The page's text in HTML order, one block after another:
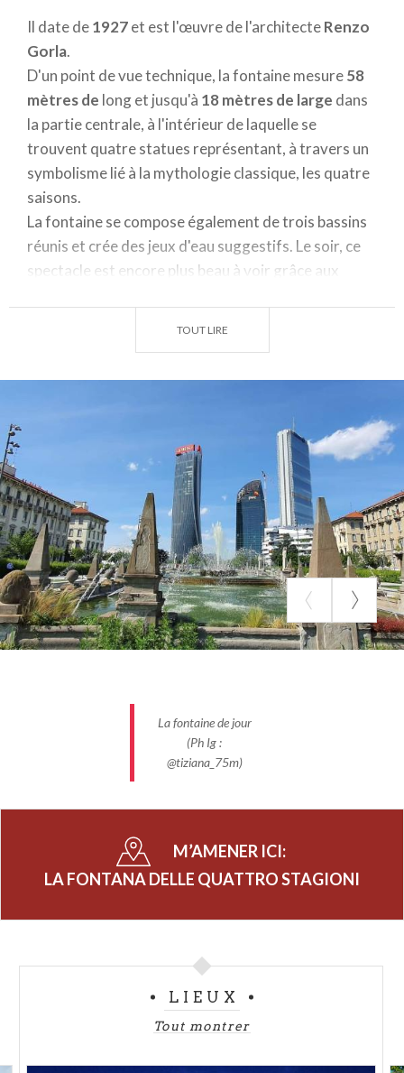
Il date de1927et est l'œuvre de l'architecteRenzo
Gorla.
D'un point de vue technique, la fontaine mesure58
mètres de long et jusqu'à 18 mètres de large dans
la partie centrale, à l'intérieur de laquelle se
trouvent quatre statues représentant, à travers un
symbolisme lié à la mythologie classique, les quatre
saisons.
La fontaine se compose également de trois bassins
réunis et crée des jeux d'eau suggestifs. Le soir, ce
spectacle est encore plus beau à voir grâce aux
La fontaine est accessible par la ligne rouge du
métro, en descendant à l'arrêt Amendola et en
immédiatement visible si l'on vient de la rue, mais
elle est légèrement cachée par le parc qui se trouve
devant elle. Les visites sont toujours possibles, tous
les jours et même le soir, pour ne pas manquer le
spectacle des jeux d'eau.
(PH IG : @VERO_MIRANDI )
TOUT LIRE
La fontaine de jour
(Ph Ig :
@tiziana_75m)
M’AMENER ICI:
LA FONTANA DELLE QUATTRO STAGIONI
LIEUX
Tout montrer